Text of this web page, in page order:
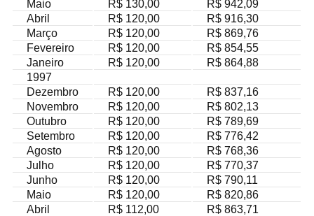
Maio
R$ 130,00
R$ 942,09
Abril
R$ 120,00
R$ 916,30
Março
R$ 120,00
R$ 869,76
Fevereiro
R$ 120,00
R$ 854,55
Janeiro
R$ 120,00
R$ 864,88
1997
Dezembro
R$ 120,00
R$ 837,16
Novembro
R$ 120,00
R$ 802,13
Outubro
R$ 120,00
R$ 789,69
Setembro
R$ 120,00
R$ 776,42
Agosto
R$ 120,00
R$ 768,36
Julho
R$ 120,00
R$ 770,37
Junho
R$ 120,00
R$ 790,11
Maio
R$ 120,00
R$ 820,86
Abril
R$ 112,00
R$ 863,71